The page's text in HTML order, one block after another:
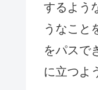
するよう
うなこと
をパスで
に立つよ